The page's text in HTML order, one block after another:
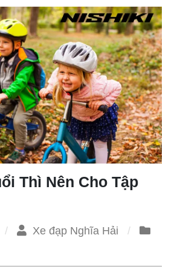
Thì Nên Cho Tập
Xe đạp Nghĩa Hải